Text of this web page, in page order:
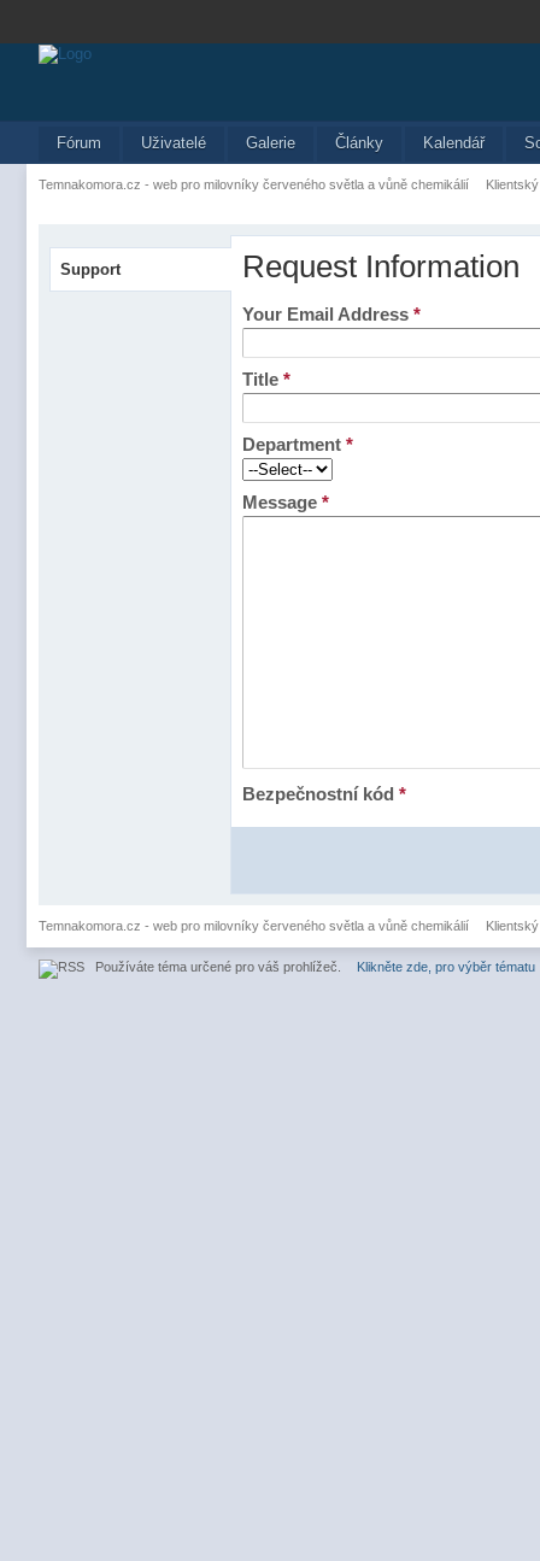
Fórum Uživatelé Galerie Články Kalendář
Temnakomora.cz - web pro milovníky červeného světla a vůně chemikálií
Support Request Information
Your Email Address *
Title *
Department *
Message *
Bezpečnostní kód *
Temnakomora.cz - web pro milovníky červeného světla a vůně chemikálií
Používáte téma určené pro váš prohlížeč. Klikněte zde, pro výběr tématu